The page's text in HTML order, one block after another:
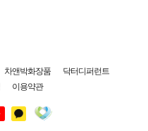
차앤박화장품
닥터디퍼런트
이용약관